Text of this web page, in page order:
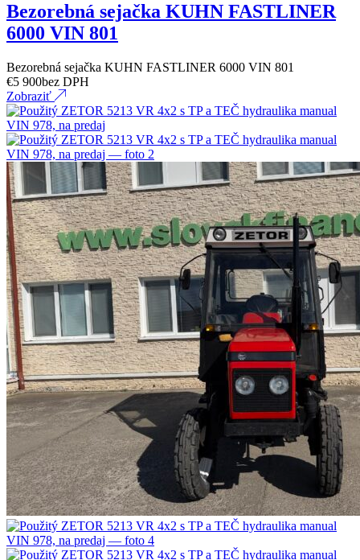
Bezorebná sejačka KUHN FASTLINER
6000 VIN 801
Bezorebná sejačka KUHN FASTLINER 6000 VIN 801
€5 900bez DPH
Zobraziť